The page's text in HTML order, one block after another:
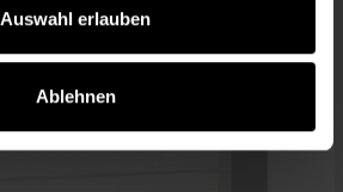
Auswahl erlauben
Ablehnen